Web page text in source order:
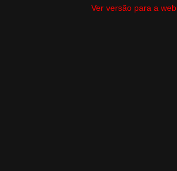
Ver versão para a web